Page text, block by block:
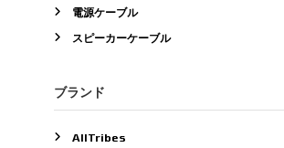
電源ケーブル
スピーカーケーブル
ブランド
AllTribes